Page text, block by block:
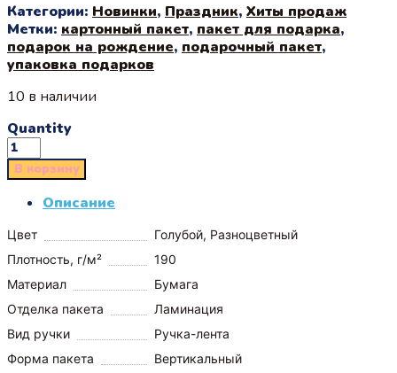
Категории: Новинки, Праздник, Хиты продаж
Метки: картонный пакет, пакет для подарка,
подарок на рождение, подарочный пакет,
упаковка подарков
10 в наличии
Quantity
В корзину
Описание
Цвет
Голубой, Разноцветный
Плотность, г/м²
190
Материал
Бумага
Отделка пакета
Ламинация
Вид ручки
Ручка-лента
Форма пакета
Вертикальный